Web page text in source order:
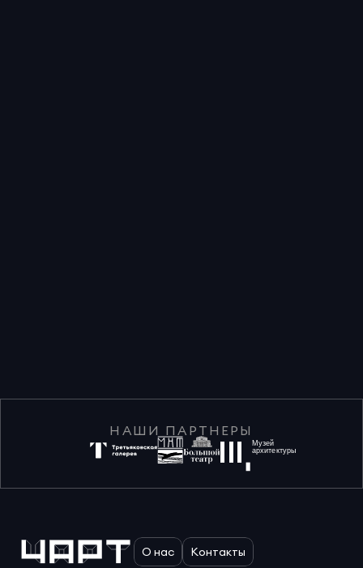
НАШИ ПАРТНЕРЫ
Музей
архитектуры
О нас Контакты